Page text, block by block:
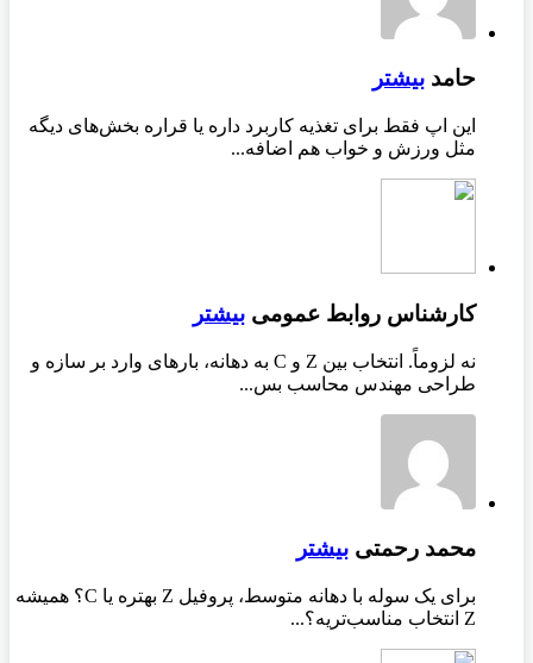
حامد بیشتر
این اپ فقط برای تغذیه کاربرد داره یا قراره بخش‌های دیگه
مثل ورزش و خواب هم اضافه...
کارشناس روابط عمومی بیشتر
نه لزوماً. انتخاب بین Z و C به دهانه، بارهای وارد بر سازه و
طراحی مهندس محاسب بس...
محمد رحمتی بیشتر
برای یک سوله با دهانه متوسط، پروفیل Z بهتره یا C؟ همیشه
Z انتخاب مناسب‌تریه؟...